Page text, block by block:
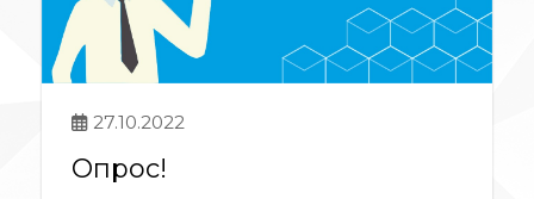
27.10.2022
Опрос!